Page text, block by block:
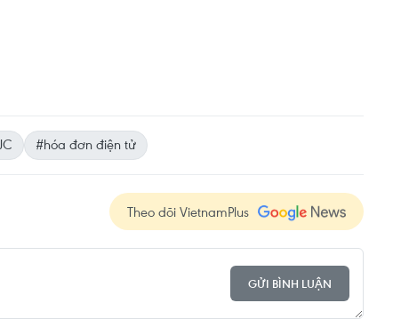
#hóa đơn điện tử
Theo dõi VietnamPlus
GỬI BÌNH LUẬN